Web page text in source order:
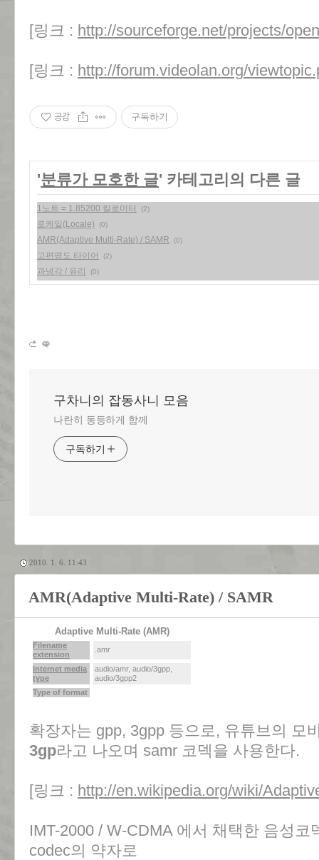
[링크 : http://sourceforge.net/projects/
[링크 : http://forum.videolan.org/
공감 구독하기
'분류가 모호한 글' 카테고리의 다른 글
1노트 = 1.85200 킬로미터 (2)
로케일(Locale) (0)
AMR(Adaptive Multi-Rate) / SAMR (0)
고편평도 타이어 (2)
과냉각 / 유리 (0)
구차니의 잡동사니 모음
나란히 동등하게 함께
구독하기
2010. 1. 6. 11:43
AMR(Adaptive Multi-Rate) / SAMR
Adaptive Multi-Rate (AMR)
Filename
extension
.amr
Internet media
type
audio/amr, audio/3gpp,
audio/3gpp2
Type of format
확장자는 gpp, 3gpp 등으로, 유튜브의 모
3gp라고 나오며 samr 코덱을 사용한다.
[링크 : http://en.wikipedia.org/wiki/
IMT-2000 / W-CDMA 에서 채택한 음성코
codec의 약자로